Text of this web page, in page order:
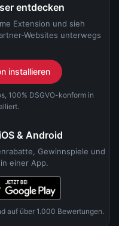
entdecken
Extension und sieh
Websites unterwegs
installieren
100% DSGVO-konform in
& Android
Gewinnspiele und
einer App.
auf über 1.000 Bewertungen.